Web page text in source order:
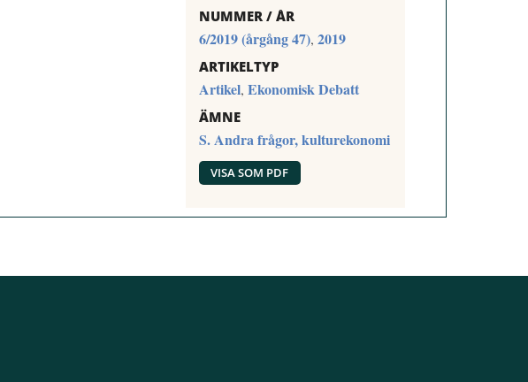
NUMMER / ÅR
6/2019 (årgång 47), 2019
ARTIKELTYP
Artikel, Ekonomisk Debatt
ÄMNE
S. Andra frågor, kulturekonomi
VISA SOM PDF